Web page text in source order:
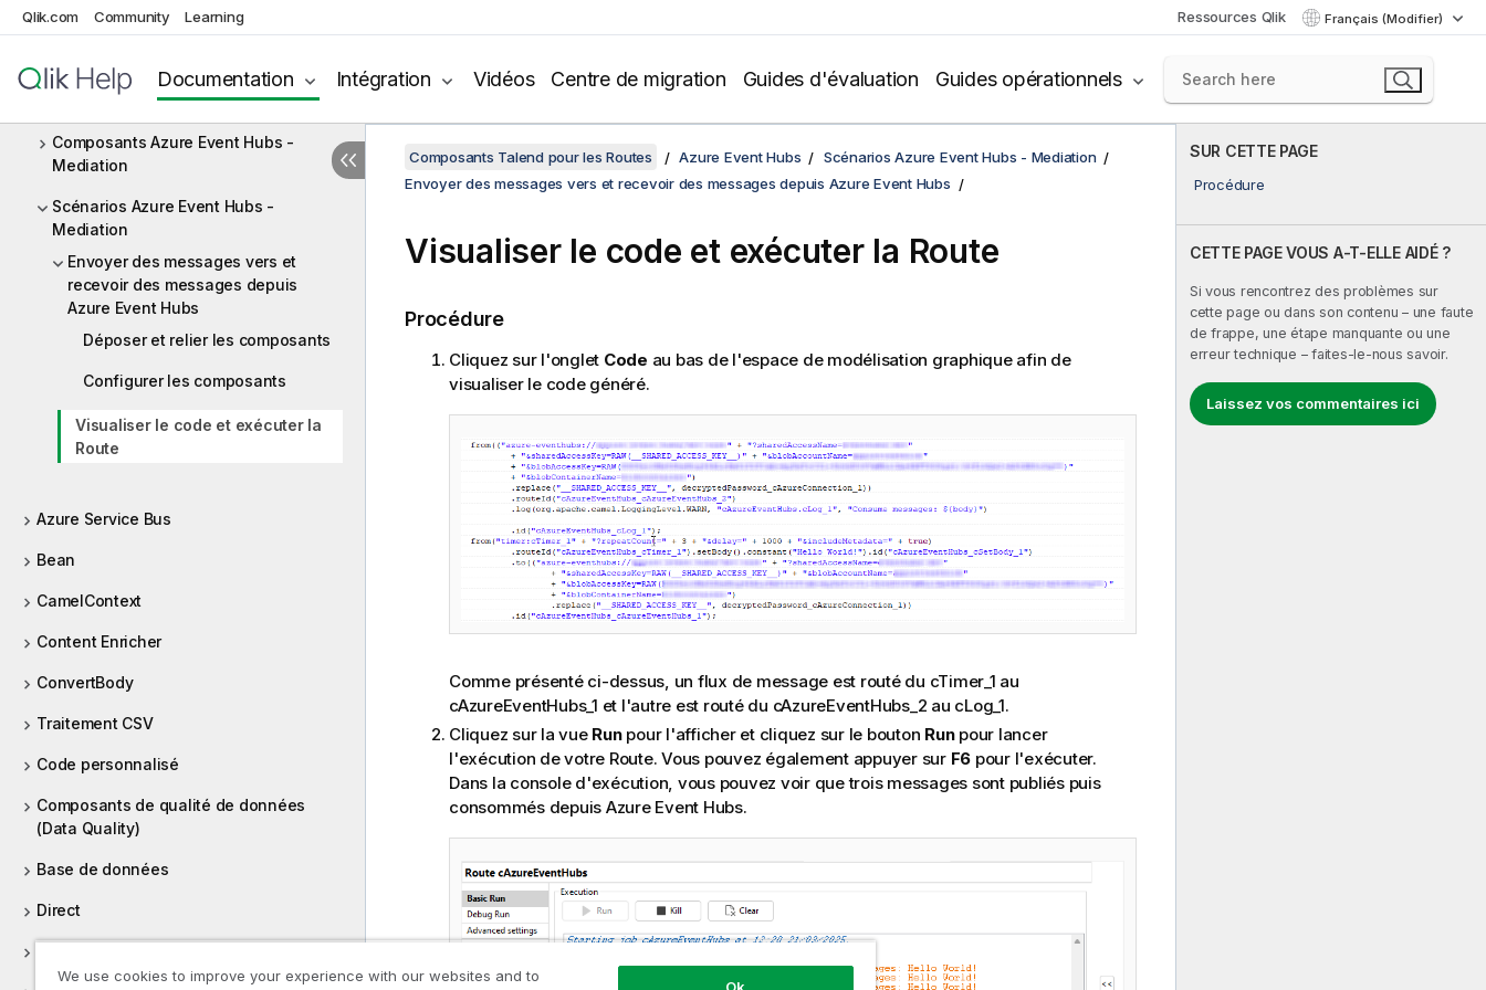
Qlik.com Community Learning Ressources Qlik Français (Modifier)
Documentation Intégration Vidéos Centre de migration Guides d'évaluation Guides opérationnels
AMQP
Apache CXF
Composants Azure Event Hubs -
Mediation
Scénarios Azure Event Hubs -
Mediation
Envoyer des messages vers et
recevoir des messages depuis
Azure Event Hubs
Déposer et relier les composants
Configurer les composants
Visualiser le code et exécuter la
Route
Azure Service Bus
Bean
CamelContext
Content Enricher
ConvertBody
Traitement CSV
Code personnalisé
Composants de qualité de données
(Data Quality)
Base de données
Direct
SUR CETTE PAGE
Procédure
CETTE PAGE VOUS A-T-ELLE AIDÉ ?
Si vous rencontrez des problèmes sur
cette page ou dans son contenu – une faute
de frappe, une étape manquante ou une
erreur technique – faites-le-nous savoir.
Laissez vos commentaires ici
Composants Talend pour les Routes Azure Event Hubs
Scénarios Azure Event Hubs - Mediation
Envoyer des messages vers et recevoir des messages depuis Azure Event Hubs
Visualiser le code et exécuter la Route
Procédure
Cliquez sur l'onglet Code au bas de l'espace de modélisation graphique afin de
visualiser le code généré.
Comme présenté ci-dessus, un flux de message est routé du cTimer_1 au
cAzureEventHubs_1 et l'autre est routé du cAzureEventHubs_2 au cLog_1.
Cliquez sur la vue Runpour l'afficher et cliquez sur le bouton Runpour lancer
l'exécution de votre Route. Vous pouvez également appuyer sur F6 pour l'exécuter.
Dans la console d'exécution, vous pouvez voir que trois messages sont publiés puis
consommés depuis Azure Event Hubs.
We use cookies to improve your experience with our websites and to